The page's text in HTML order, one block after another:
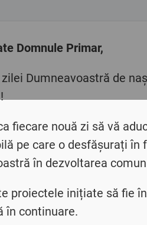
Domnule Primar,
Dumneavoastră de
fiecare nouă zi să vă
pe care o desfășurați
în dezvoltarea
proiectele inițiate să fie
în continuare.